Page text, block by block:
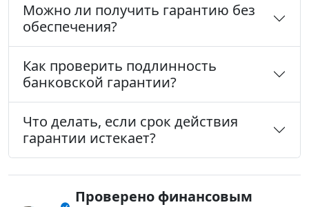
Можно ли получить гарантию без
обеспечения?
Как проверить подлинность
банковской гарантии?
Что делать, если срок действия
гарантии истекает?
Проверено финансовым